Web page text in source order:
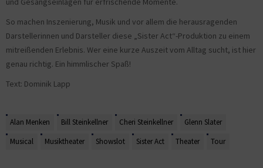
So machen Inszenierung, Musik und vor allem die herausragenden
Darstellerinnen und Darsteller diese „Sister Act“-Produktion zu einem
mitreißenden Erlebnis. Wer eine kurze Auszeit vom Alltag sucht, ist hier
genau richtig. Ein himmlischer Spaß!
Text: Dominik Lapp
Alan Menken Bill Steinkellner Cheri Steinkellner
Glenn Slater
Musical
Musiktheater Showslot Sister Act Theater Tour